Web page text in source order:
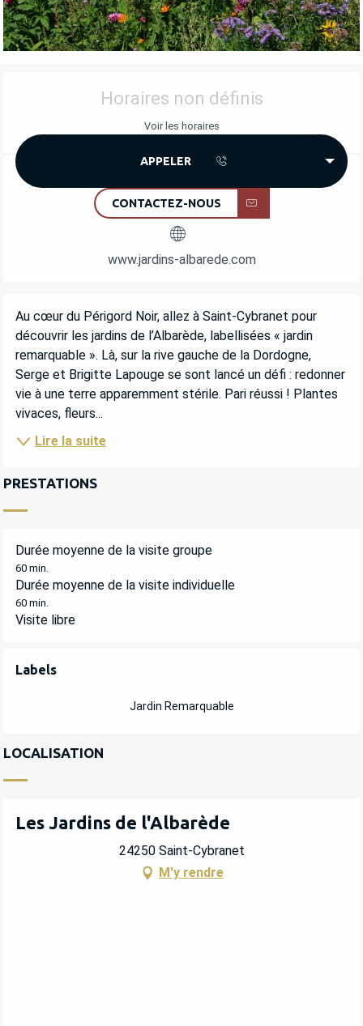
OUVERTURE ET COORDONNÉES
Horaires non définis
Voir les horaires
APPELER
CONTACTEZ-NOUS
www.jardins-albarede.com
DESCRIPTION
Au cœur du Périgord Noir, allez à Saint-Cybranet pour
découvrir les jardins de l’Albarède, labellisées « jardin
remarquable ». Là, sur la rive gauche de la Dordogne,
Serge et Brigitte Lapouge se sont lancé un défi : redonner
vie à une terre apparemment stérile. Pari réussi ! Plantes
vivaces, fleurs...
Lire la suite
PRESTATIONS
Durée moyenne de la visite groupe
60 min.
Durée moyenne de la visite individuelle
60 min.
Visite libre
OFFRES DE PRESTATIONS
Labels
Labels
Jardin Remarquable
LOCALISATION
Les Jardins de l'Albarède
24250 Saint-Cybranet
M'y rendre